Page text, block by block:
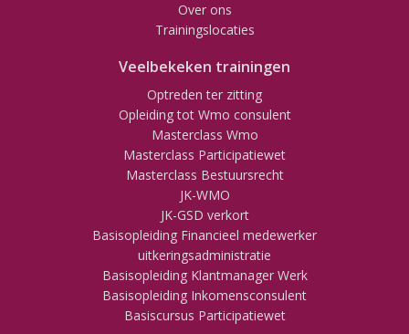
Over ons
Trainingslocaties
Veelbekeken trainingen
Optreden ter zitting
Opleiding tot Wmo consulent
Masterclass Wmo
Masterclass Participatiewet
Masterclass Bestuursrecht
JK-WMO
JK-GSD verkort
Basisopleiding Financieel medewerker
uitkeringsadministratie
Basisopleiding Klantmanager Werk
Basisopleiding Inkomensconsulent
Basiscursus Participatiewet